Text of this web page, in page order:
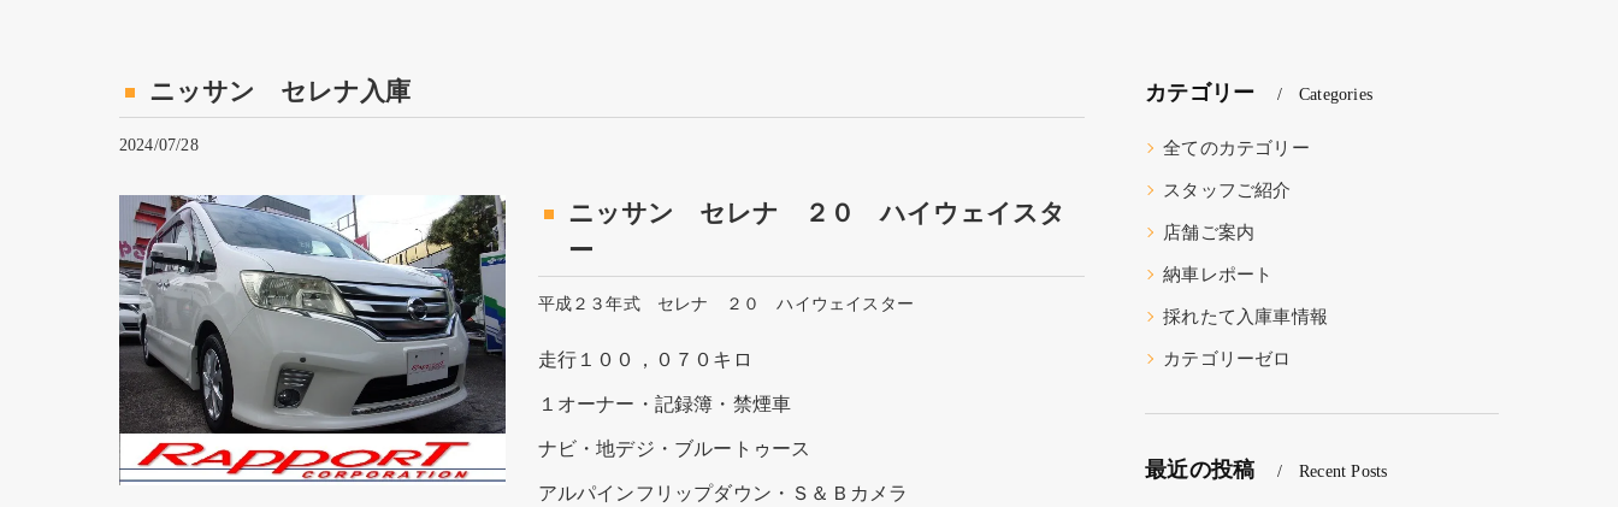
ニッサン セレナ入庫
2024/07/28
ニッサン セレナ ２０ ハイウェイスタ
ー
平成２３年式 セレナ ２０ ハイウェイスター
走行１００，０７０キロ
１オーナー・記録簿・禁煙車
ナビ・地デジ・ブルートゥース
アルパインフリップダウン・Ｓ＆Ｂカメラ
カテゴリー Categories
全てのカテゴリー
スタッフご紹介
店舗ご案内
納車レポート
採れたて入庫車情報
カテゴリーゼロ
最近の投稿 Recent Posts